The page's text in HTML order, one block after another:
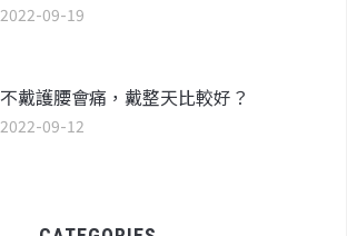
2022-09-19
不戴護腰會痛，戴整天比較好？
2022-09-12